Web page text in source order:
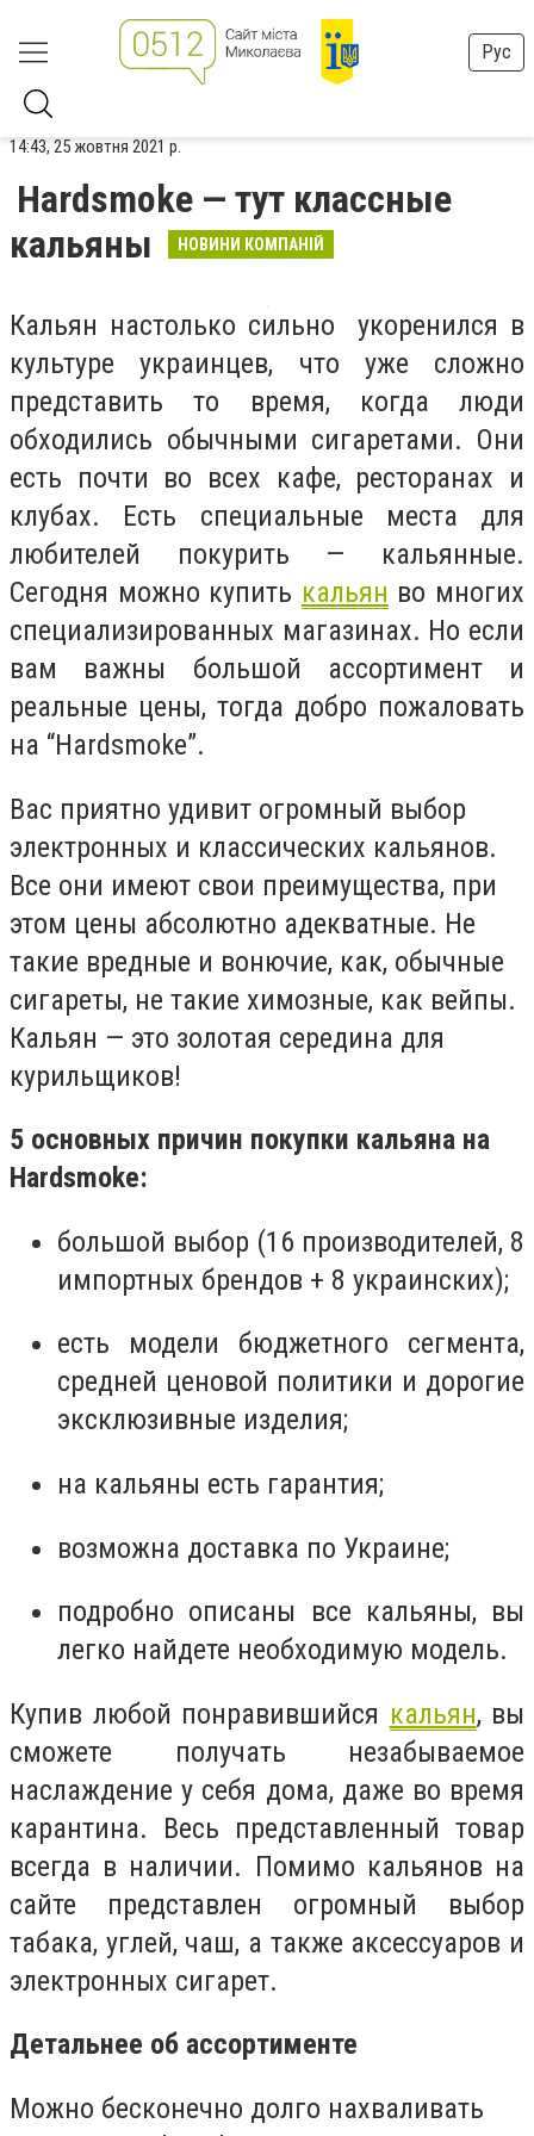
Рус
14:43, 25 жовтня 2021 р.
Hardsmoke — тут классные
кальяны
НОВИНИ КОМПАНІЙ
Кальян настолько сильно укоренился в
культуре украинцев, что уже сложно
представить то время, когда люди
обходились обычными сигаретами. Они
есть почти во всех кафе, ресторанах и
клубах. Есть специальные места для
любителей покурить — кальянные.
Сегодня можно купить кальян во многих
специализированных магазинах. Но если
вам важны большой ассортимент и
реальные цены, тогда добро пожаловать
на “Hardsmoke”.
Вас приятно удивит огромный выбор
электронных и классических кальянов.
Все они имеют свои преимущества, при
этом цены абсолютно адекватные. Не
такие вредные и вонючие, как, обычные
сигареты, не такие химозные, как вейпы.
Кальян — это золотая середина для
курильщиков!
5 основных причин покупки кальяна на
Hardsmoke:
большой выбор (16 производителей, 8
импортных брендов + 8 украинских);
есть модели бюджетного сегмента,
средней ценовой политики и дорогие
эксклюзивные изделия;
на кальяны есть гарантия;
возможна доставка по Украине;
подробно описаны все кальяны, вы
легко найдете необходимую модель.
Купив любой понравившийся кальян, вы
сможете получать незабываемое
наслаждение у себя дома, даже во время
карантина. Весь представленный товар
всегда в наличии. Помимо кальянов на
сайте представлен огромный выбор
табака, углей, чаш, а также аксессуаров и
электронных сигарет.
Детальнее об ассортименте
Можно бесконечно долго нахваливать